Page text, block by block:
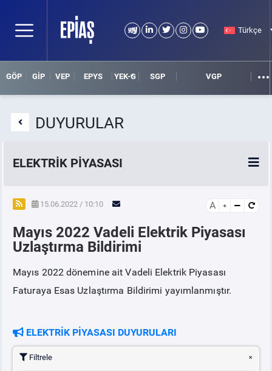
Türkçe
GÖP GİP VEP EPYS YEK-G SGP VGP
DUYURULAR
ELEKTRİK PİYASASI
SPOT ELEKTRİK PİYASALARI
ÖRNEK FİNANS BELGELERİ
VADELİ ELEKTRİK PİYASASI
SERBEST TÜKETİCİ
15.06.2022 / 10:10 A
Mayıs 2022 Vadeli Elektrik Piyasası
Uzlaştırma Bildirimi
Mayıs 2022 dönemine ait Vadeli Elektrik Piyasası
Faturaya Esas Uzlaştırma Bildirimi yayımlanmıştır.
ELEKTRİK PİYASASI DUYURULARI
Filtrele